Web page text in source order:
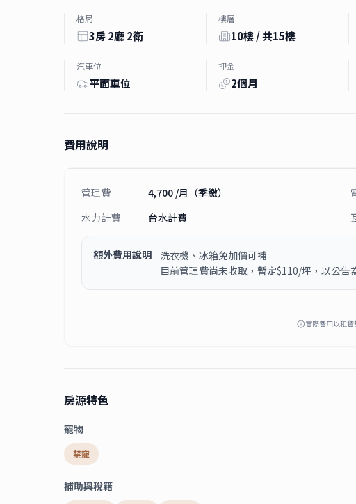
格局
3房 2廳 2衛
樓層
10樓 / 共15樓
汽車位
平面車位
押金
2個月
費用說明
管理費 4,700 /月（季繳）
水力計費
台水計費
額外費用說明
洗衣機、冰箱免加價可補
目前管理費尚未收取，暫定$110/坪，以公告
實際費用以租
房源特色
寵物
禁寵
補助與稅籍